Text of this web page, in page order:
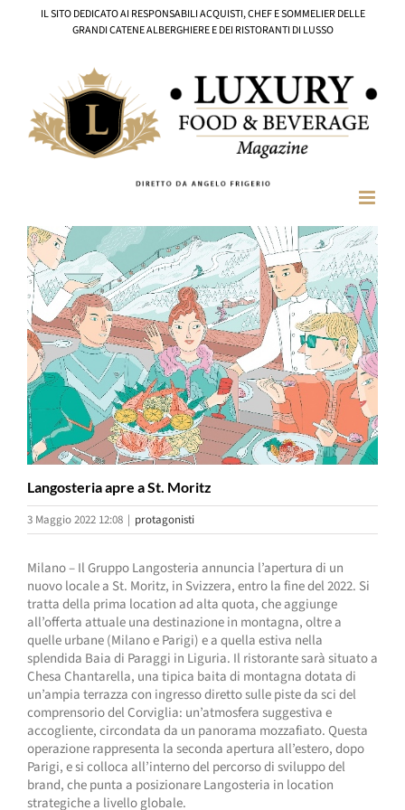
IL SITO DEDICATO AI RESPONSABILI ACQUISTI, CHEF E SOMMELIER DELLE
GRANDI CATENE ALBERGHIERE E DEI RISTORANTI DI LUSSO
Ingrandisci
immagine
Langosteria apre a St. Moritz
3 Maggio 2022 12:08 | protagonisti
Milano – Il Gruppo Langosteria annuncia l’apertura di un
nuovo locale a St. Moritz, in Svizzera, entro la fine del 2022. Si
tratta della prima location ad alta quota, che aggiunge
all’offerta attuale una destinazione in montagna, oltre a
quelle urbane (Milano e Parigi) e a quella estiva nella
splendida Baia di Paraggi in Liguria. Il ristorante sarà situato a
Chesa Chantarella, una tipica baita di montagna dotata di
un’ampia terrazza con ingresso diretto sulle piste da sci del
comprensorio del Corviglia: un’atmosfera suggestiva e
accogliente, circondata da un panorama mozzafiato. Questa
operazione rappresenta la seconda apertura all’estero, dopo
Parigi, e si colloca all’interno del percorso di sviluppo del
brand, che punta a posizionare Langosteria in location
strategiche a livello globale.